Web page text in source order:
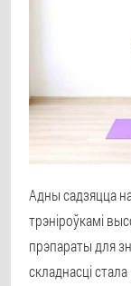
Адны садзяцца
трэніроўкамі
прэпараты для
складнасці